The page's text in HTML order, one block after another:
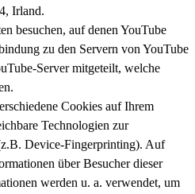
Irland.
besuchen, auf denen YouTube
zu den Servern von YouTube
Server mitgeteilt, welche
Cookies auf Ihrem
Technologien zur
Device-Fingerprinting). Auf
über Besucher dieser
werden u. a. verwendet, um